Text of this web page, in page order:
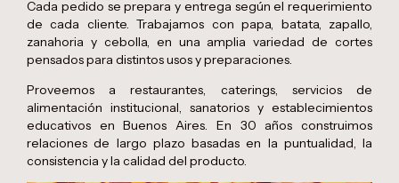
Cada pedido se prepara y entrega según el requerimiento
de cada cliente. Trabajamos con papa, batata, zapallo,
zanahoria y cebolla, en una amplia variedad de cortes
pensados para distintos usos y preparaciones.
Proveemos a restaurantes, caterings, servicios de
alimentación institucional, sanatorios y establecimientos
educativos en Buenos Aires. En 30 años construimos
relaciones de largo plazo basadas en la puntualidad, la
consistencia y la calidad del producto.